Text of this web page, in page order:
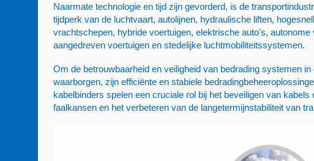
Naarmate technologie en tijd zijn gevorderd, is de
tijdperk van de luchtvaart, autolijnen, hydraulische liften,
vrachtschepen, hybride voertuigen, elektrische auto's,
aangedreven voertuigen en stedelijke luchtmobiliteitssystemen.
Om de betrouwbaarheid en veiligheid van bedrading systemen
waarborgen, zijn efficiënte en stabiele
kabelbinders spelen een cruciale rol bij het beveiligen van
faalkansen en het verbeteren van de langetermijnstabiliteit van